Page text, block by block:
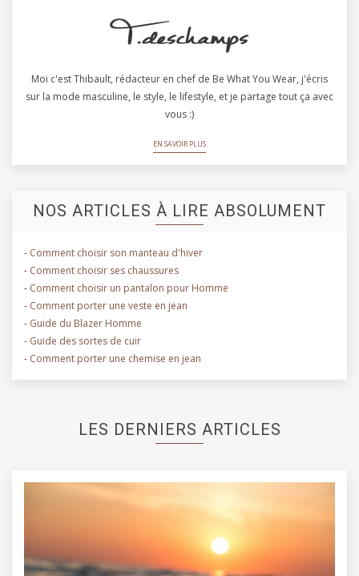
Moi c'est Thibault, rédacteur en chef de Be What You Wear, j'écris
sur la mode masculine, le style, le lifestyle, et je partage tout ça avec
vous :)
EN SAVOIR PLUS
NOS ARTICLES À LIRE ABSOLUMENT
- Comment choisir son manteau d'hiver
- Comment choisir ses chaussures
- Comment choisir un pantalon pour Homme
- Comment porter une veste en jean
- Guide du Blazer Homme
- Guide des sortes de cuir
- Comment porter une chemise en jean
LES DERNIERS ARTICLES